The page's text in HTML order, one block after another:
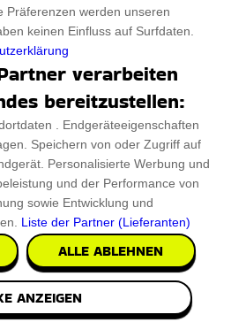
Präferenzen werden unseren
keinen Einfluss auf Surfdaten.
verarbeiten
bereitzustellen:
. Endgeräteeigenschaften
Speichern von oder Zugriff auf
Personalisierte Werbung und
und der Performance von
sowie Entwicklung und
Liste der Partner (Lieferanten)
ALLE ABLEHNEN
ANZEIGEN